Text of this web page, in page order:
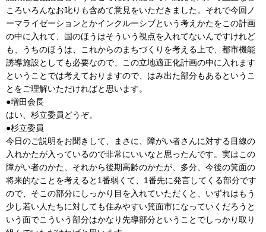
ころいろんなお叱りも含めて意見をいただきました。それで今回ノ
ーマライゼーションとかインクルーシブという考えかたをこの計画
の中に入れて、国のほうはそういう視点を入れてないんですけれど
も、うちのほうは、これからのまちづくりを考える上で、都市機能
誘導施設としても必要なので、この立地適正化計画の中に入れます
ということでは考えておりますので、はみ出た部分もあるというこ
とをご理解いただければと思います。
●増田会長
はい、杉立委員どうぞ。
●杉立委員
今日のご説明をお聞きして、まさに、障がい者さんに対する目線の
入れかたが入っているので非常にいいなと思ったんです。実はこの
障がい者のかた、それから後期高齢のかたが、多分、今後の箕面の
将来的なことを考えると1番弱くて、1番先に発言してくる部分です
ので、そこの部分にしっかり目を入れていただくと、いずれはもう
少し若い人たちに対しても住みやすい箕面市になっていくだろうと
いう面でこういう部分はかなり先導部分ということでしっかり取り